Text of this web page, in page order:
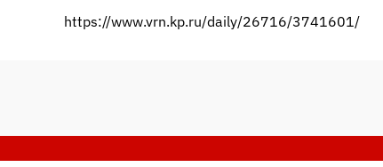
https://www.vrn.kp.ru/daily/26716/3741601/